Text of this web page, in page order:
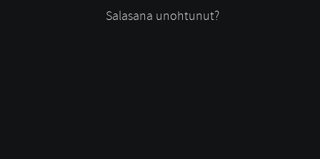
Salasana unohtunut?